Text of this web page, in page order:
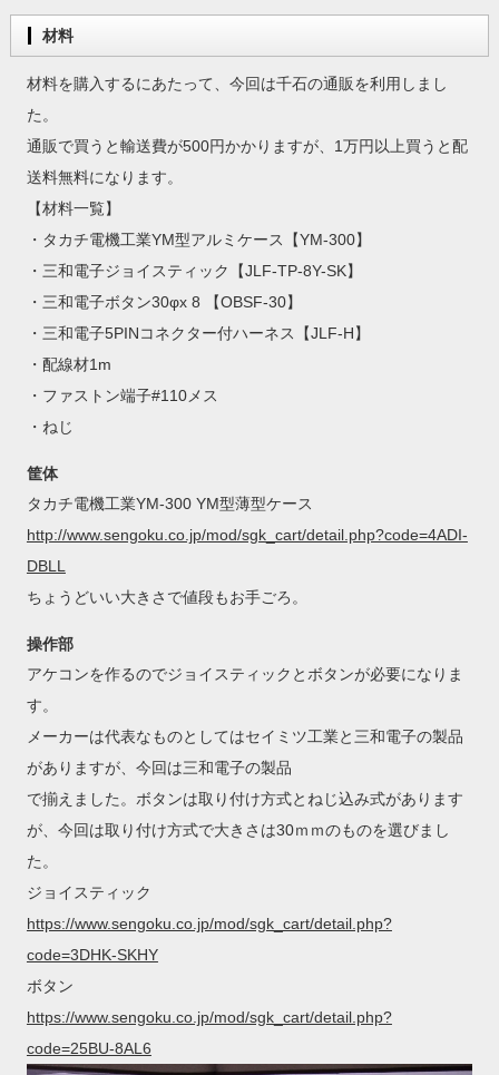
材料
材料を購入するにあたって、今回は千石の通販を利用しまし
た。
通販で買うと輸送費が500円かかりますが、1万円以上買うと配
送料無料になります。
【材料一覧】
・タカチ電機工業YM型アルミケース【YM-300】
・三和電子ジョイスティック【JLF-TP-8Y-SK】
・三和電子ボタン30φx 8 【OBSF-30】
・三和電子5PINコネクター付ハーネス【JLF-H】
・配線材1m
・ファストン端子#110メス
・ねじ
筐体
タカチ電機工業YM-300 YM型薄型ケース
http://www.sengoku.co.jp/mod/sgk_cart/detail.php?code=4ADI-
DBLL
ちょうどいい大きさで値段もお手ごろ。
操作部
アケコンを作るのでジョイスティックとボタンが必要になりま
す。
メーカーは代表なものとしてはセイミツ工業と三和電子の製品
がありますが、今回は三和電子の製品
で揃えました。ボタンは取り付け方式とねじ込み式があります
が、今回は取り付け方式で大きさは30ｍｍのものを選びまし
た。
ジョイスティック
https://www.sengoku.co.jp/mod/sgk_cart/detail.php?
code=3DHK-SKHY
ボタン
https://www.sengoku.co.jp/mod/sgk_cart/detail.php?
code=25BU-8AL6